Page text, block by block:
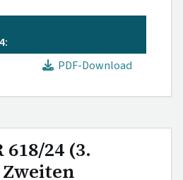
PDF-Download
618/24 (3.